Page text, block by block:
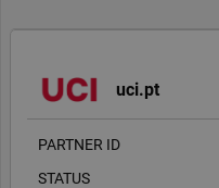
uci.pt
PARTNER ID
STATUS